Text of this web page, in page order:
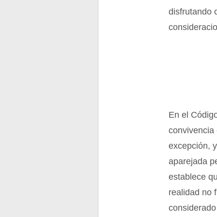
disfrutando
En el
convivencia
excepción,
aparejada
establece
realidad no